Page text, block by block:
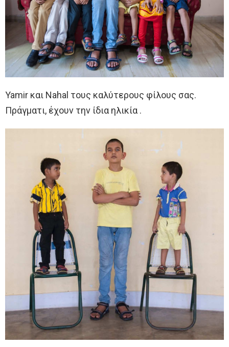
Yamir και Nahal τους καλύτερους φίλους σας.
Πράγματι, έχουν την ίδια ηλικία .